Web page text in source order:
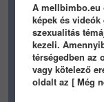
2026-08-
A
képek és
szexualitás
kezeli.
térségedben az
vagy kötelező
oldalt az [ Még